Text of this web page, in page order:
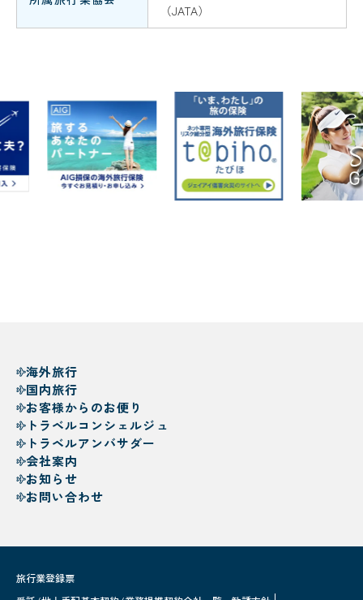
（JATA）
海外旅行
国内旅行
お客様からのお便り
トラベルコンシェルジュ
トラベルアンバサダー
会社案内
お知らせ
お問い合わせ
旅行業登録票